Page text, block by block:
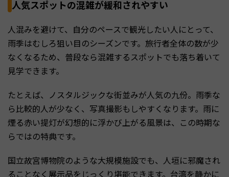
人気スポットの混雑が緩和されやすい
人混みを避けて、自分のペースで観光したい人にとって、
雨季はむしろ狙い目のシーズンです。旅行者全体の数が少
なくなるため、普段なら混雑するスポットでも落ち着いて
見学できます。
たとえば、ノスタルジックな街並みが人気の九份。雨季な
ら比較的人が少なく、写真撮影もしやすくなります。雨に
煙る赤い提灯が幻想的に浮かび上がる風景は、この時期な
らではの特典です。
国立故宮博物院のような大規模施設でも、人垣に邪魔され
ることなく展示品をじっくり堪能できます。台湾を静かに